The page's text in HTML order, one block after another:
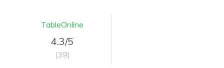
TableOnline
4.3/5
(39)